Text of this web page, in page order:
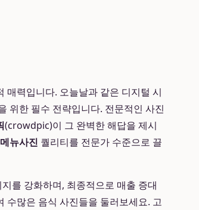
매력입니다. 오늘날과 같은 디지털 시
위한 필수 전략입니다. 전문적인 사진
(crowdpic)이 그 완벽한 해답을 제시
뉴사진 퀄리티를 전문가 수준으로 끌
를 강화하며, 최종적으로 매출 증대
수많은 음식 사진들을 둘러보세요. 고